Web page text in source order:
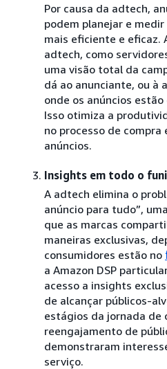
Por causa da adtech,
podem planejar e
mais eficiente e eficaz.
adtech, como
uma visão total da
dá ao anunciante, ou à
onde os anúncios
Isso otimiza a
no processo de
anúncios.
Insights em todo o
A adtech elimina o
anúncio para tudo”,
que as marcas
maneiras exclusivas,
consumidores estão no
a Amazon DSP
acesso a insights
de alcançar públicos-
estágios da jornada de
reengajamento de
demonstraram
serviço.